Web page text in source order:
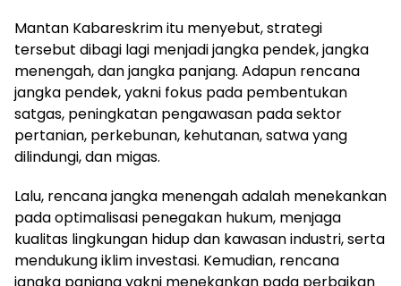
Mantan Kabareskrim itu menyebut, strategi
tersebut dibagi lagi menjadi jangka pendek, jangka
menengah, dan jangka panjang. Adapun rencana
jangka pendek, yakni fokus pada pembentukan
satgas, peningkatan pengawasan pada sektor
pertanian, perkebunan, kehutanan, satwa yang
dilindungi, dan migas.
Lalu, rencana jangka menengah adalah menekankan
pada optimalisasi penegakan hukum, menjaga
kualitas lingkungan hidup dan kawasan industri, serta
mendukung iklim investasi. Kemudian, rencana